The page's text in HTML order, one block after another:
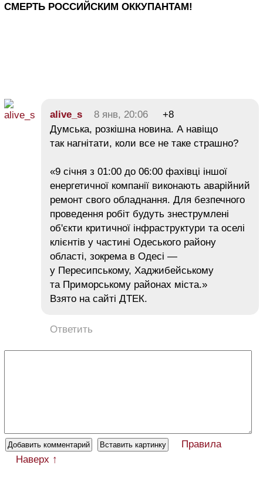
СМЕРТЬ РОССИЙСКИМ ОККУПАНТАМ!
alive_s 8 янв, 20:06
+8
Думська, розкішна новина. А навіщо
так нагнітати, коли все не таке страшно?
«9 січня з 01:00 до 06:00 фахівці іншої
енергетичної компанії виконають аварійний
ремонт свого обладнання. Для безпечного
проведення робіт будуть знеструмлені
об'єкти критичної інфраструктури та оселі
клієнтів у частині Одеського району
області, зокрема в Одесі —
у Пересипському, Хаджибейському
та Приморському районах міста.»
Взято на сайті ДТЕК.
Ответить
Правила
Наверх ↑